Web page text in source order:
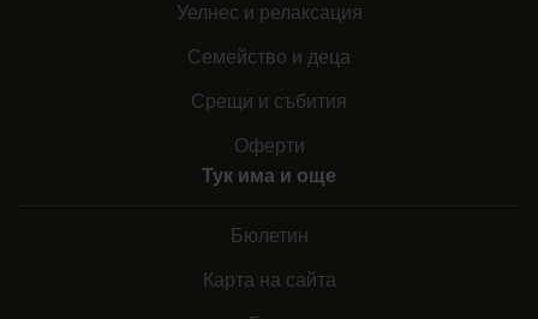
Уелнес и релаксация
Семейство и деца
Срещи и събития
Оферти
Тук има и още
Бюлетин
Карта на сайта